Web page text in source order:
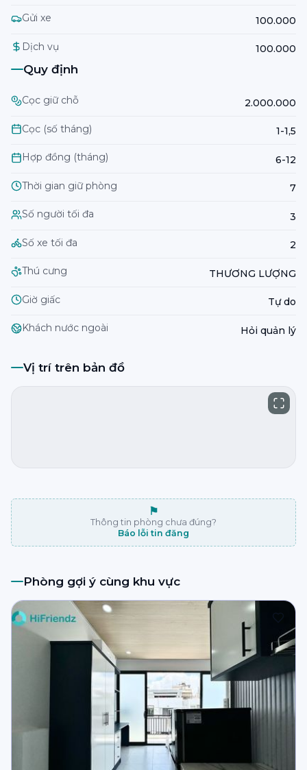
Gửi xe 100.000
Dịch vụ 100.000
Quy định
Cọc giữ chỗ 2.000.000
Cọc (số tháng) 1-1,5
Hợp đồng (tháng) 6-12
Thời gian giữ phòng 7
Số người tối đa 3
Số xe tối đa 2
Thú cưng THƯƠNG LƯỢNG
Giờ giấc Tự do
Khách nước ngoài Hỏi quản lý
Vị trí trên bản đồ
⚑
Thông tin phòng chưa đúng?
Báo lỗi tin đăng
Phòng gợi ý cùng khu vực